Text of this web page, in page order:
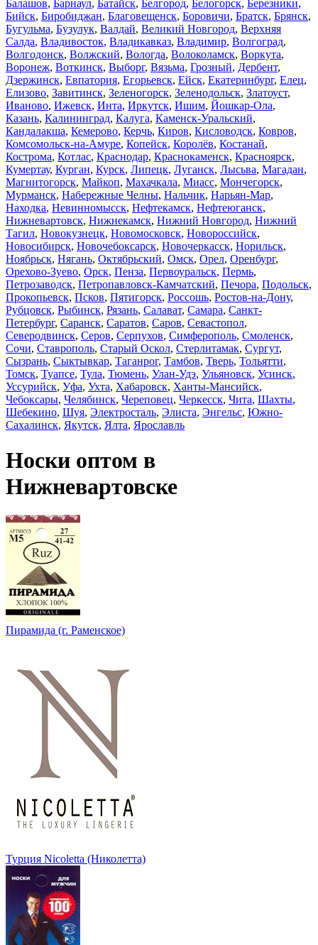
Балашов, Барнаул, Батайск, Белгород, Белогорск, Березники,
Бийск, Биробиджан, Благовещенск, Боровичи, Братск, Брянск,
Бугульма, Бузулук, Валдай, Великий Новгород, Верхняя
Салда, Владивосток, Владикавказ, Владимир, Волгоград,
Волгодонск, Волжский, Вологда, Волоколамск, Воркута,
Воронеж, Воткинск, Выборг, Вязьма, Грозный, Дербент,
Дзержинск, Евпатория, Егорьевск, Ейск, Екатеринбург, Елец,
Елизово, Завитинск, Зеленогорск, Зеленодольск, Златоуст,
Иваново, Ижевск, Инта, Иркутск, Ишим, Йошкар-Ола,
Казань, Калининград, Калуга, Каменск-Уральский,
Кандалакша, Кемерово, Керчь, Киров, Кисловодск, Ковров,
Комсомольск-на-Амуре, Копейск, Королёв, Костанай,
Кострома, Котлас, Краснодар, Краснокаменск, Красноярск,
Кумертау, Курган, Курск, Липецк, Луганск, Лысьва, Магадан,
Магнитогорск, Майкоп, Махачкала, Миасс, Мончегорск,
Мурманск, Набережные Челны, Нальчик, Нарьян-Мар,
Находка, Невинномысск, Нефтекамск, Нефтеюганск,
Нижневартовск, Нижнекамск, Нижний Новгород, Нижний
Тагил, Новокузнецк, Новомосковск, Новороссийск,
Новосибирск, Новочебоксарск, Новочеркасск, Норильск,
Ноябрьск, Нягань, Октябрьский, Омск, Орел, Оренбург,
Орехово-Зуево, Орск, Пенза, Первоуральск, Пермь,
Петрозаводск, Петропавловск-Камчатский, Печора, Подольск,
Прокопьевск, Псков, Пятигорск, Россошь, Ростов-на-Дону,
Рубцовск, Рыбинск, Рязань, Салават, Самара, Санкт-
Петербург, Саранск, Саратов, Саров, Севастопол,
Северодвинск, Серов, Серпухов, Симферополь, Смоленск,
Сочи, Ставрополь, Старый Оскол, Стерлитамак, Сургут,
Сызрань, Сыктывкар, Таганрог, Тамбов, Тверь, Тольятти,
Томск, Туапсе, Тула, Тюмень, Улан-Удэ, Ульяновск, Усинск,
Уссурийск, Уфа, Ухта, Хабаровск, Ханты-Мансийск,
Чебоксары, Челябинск, Череповец, Черкесск, Чита, Шахты,
Шебекино, Шуя, Электросталь, Элиста, Энгельс, Южно-
Сахалинск, Якутск, Ялта, Ярославль
Носки оптом в
Нижневартовске
Пирамида (г. Раменское)
Турция Nicoletta (Николетта)